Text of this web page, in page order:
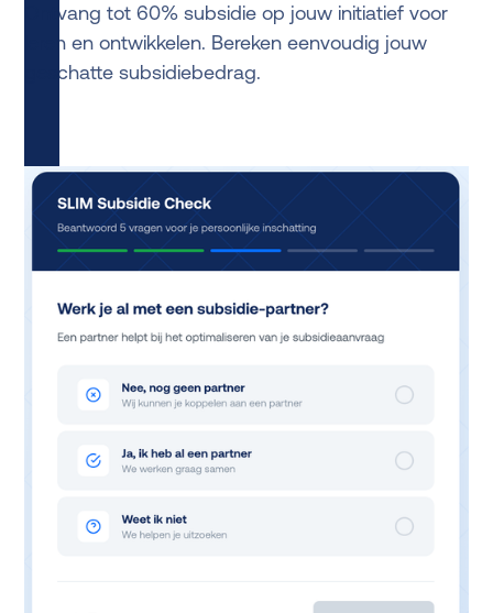
Ontvang tot 60% subsidie op jouw initiatief voor
leren en ontwikkelen. Bereken eenvoudig jouw
geschatte subsidiebedrag.